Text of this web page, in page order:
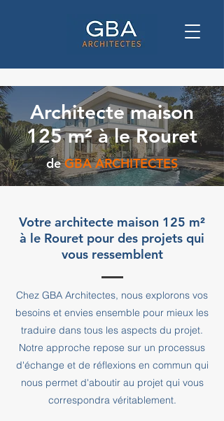
Architecte maison
125 m² à le Rouret
de GBA ARCHITECTES
Votre architecte maison 125 m²
à le Rouret pour des projets qui
vous ressemblent
Chez GBA Architectes, nous explorons vos
besoins et envies ensemble pour mieux les
traduire dans tous les aspects du projet.
Notre approche repose sur un processus
d'échange et de réflexions en commun qui
nous permet d'aboutir au projet qui vous
correspondra véritablement.